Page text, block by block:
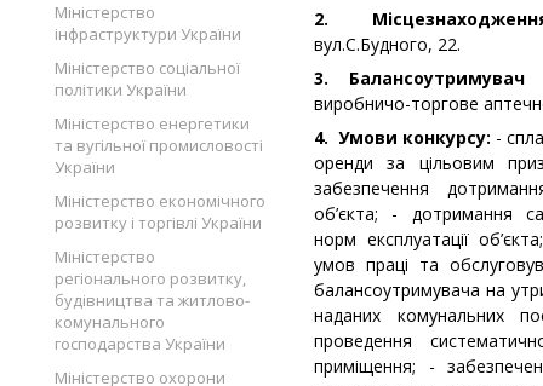
Міністерство
інфраструктури України
Міністерство соціальної
політики України
Міністерство енергетики
та вугільної промисловості
України
Міністерство економічного
розвитку і торгівлі України
Міністерство
регіонального розвитку,
будівництва та житлово-
комунального
господарства України
Міністерство охорони
2.
вул.С.Будного, 22.
3.
виробничо-торгове
4. Умови конкурсу: -
оренди за цільовим
забезпечення
об’єкта; - дотримання
норм експлуатації
умов праці та
балансоутримувача на
наданих комунальних
проведення
приміщення; -